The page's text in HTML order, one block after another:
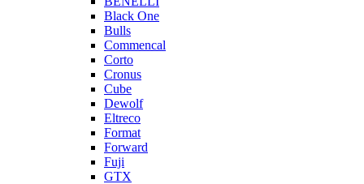
Black One
Bulls
Commencal
Corto
Cronus
Cube
Dewolf
Eltreco
Format
Forward
Fuji
GTX